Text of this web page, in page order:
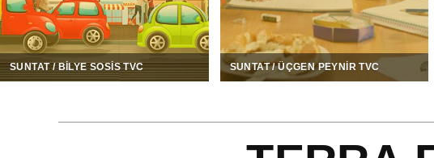
SUNTAT / BILYE SOSIS TVC SUNTAT / ÜÇGEN PEYNIR TVC